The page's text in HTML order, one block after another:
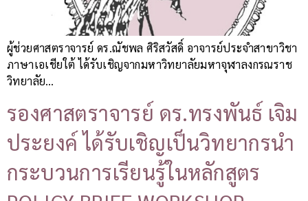
ผู้ช่วยศาสตราจารย์ ดร.ณัชพล ศิริสวัสดิ์ อาจารย์ประจำสาขาวิชา
ภาษาเอเชียใต้ ได้รับเชิญจากมหาวิทยาลัยมหาจุฬาลงกรณราช
วิทยาลัย…
รองศาสตราจารย์ ดร.ทรงพันธ์ เจิม
ประยงค์ ได้รับเชิญเป็นวิทยากรนำ
กระบวนการเรียนรู้ในหลักสูตร